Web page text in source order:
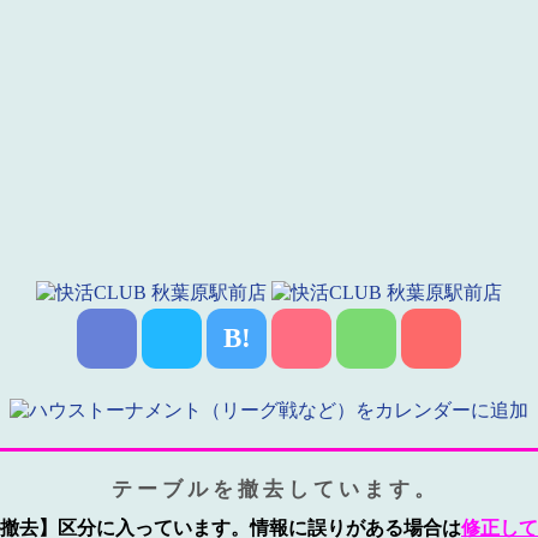
B!
テーブルを撤去しています。
撤去】区分に入っています。情報に誤りがある場合は修正し